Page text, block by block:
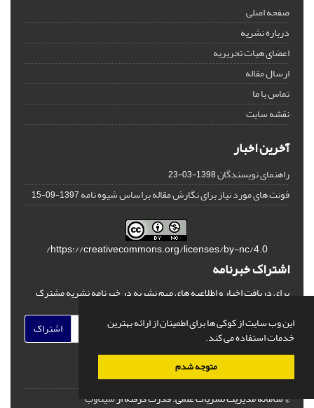
این وب سایت از کوکی ها برای اطمینان از ارائه بهترین
خدمات استفاده می کند.
متوجه شدم
صفحه اصلی
درباره نشریه
اعضای هیات تحریریه
ارسال مقاله
تماس با ما
نقشه سایت
آخرین اخبار
راهنمای نویسندگان1398-03-23
فونت های مورد نیاز برای نگارش مقاله براساس شیوه نامه1397-09-15
https://creativecommons.org/licenses/by-nc/4.0/
اشتراک خبرنامه
برای دریافت اخبار و اطلاعیه های مهم نشریه در خبرنامه نشریه مشترک
اشتراک
© سامانه مدیریت نشریات علمی.قدرت گرفته ازسیناوب